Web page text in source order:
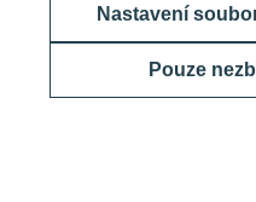
Nastavení
Pouze